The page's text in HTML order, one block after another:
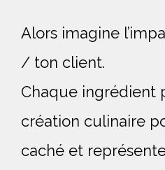
Alors imagine
/ ton client.
Chaque ingrédient
création culinaire
caché et